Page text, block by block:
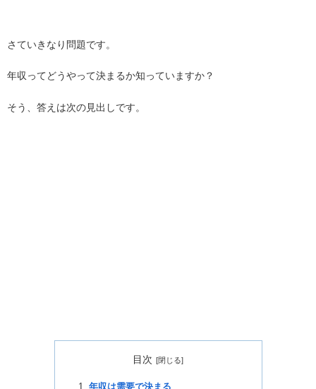
さていきなり問題です。
年収ってどうやって決まるか知っていますか？
そう、答えは次の見出しです。
目次
年収は需要で決まる